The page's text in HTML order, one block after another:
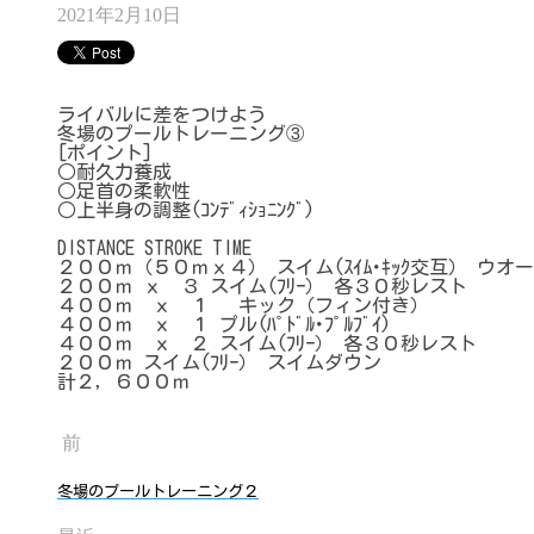
2021年2月10日
ライバルに差をつけよう
冬場のプールトレーニング③
[ポイント]
○耐久力養成
○足首の柔軟性
○上半身の調整(ｺﾝﾃﾞｨｼｮﾆﾝｸﾞ)
DISTANCE STROKE TIME
２００ｍ（５０ｍｘ４） スイム(ｽｲﾑ･ｷｯｸ交互） ウオ
２００ｍ ｘ ３ スイム(ﾌﾘｰ） 各３０秒レスト
４００ｍ ｘ １ キック（フィン付き）
４００ｍ ｘ １ プル(ﾊﾟﾄﾞﾙ･ﾌﾟﾙﾌﾞｲ)
４００ｍ ｘ ２ スイム(ﾌﾘｰ） 各３０秒レスト
２００ｍ スイム(ﾌﾘｰ） スイムダウン
計２，６００ｍ
前
冬場のプールトレーニング２